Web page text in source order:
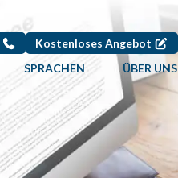
Kostenloses Angebot
SPRACHEN ÜBER UNS